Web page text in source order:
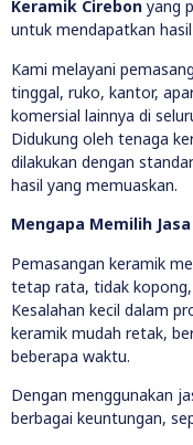
Keramik Cirebon yang
untuk mendapatkan
Kami melayani
tinggal, ruko, kantor,
komersial lainnya di
Didukung oleh tenaga
dilakukan dengan
hasil yang memuaskan.
Mengapa Memilih
Pemasangan keramik
tetap rata, tidak
Kesalahan kecil dalam
keramik mudah retak,
beberapa waktu.
Dengan menggunakan
berbagai keuntungan,